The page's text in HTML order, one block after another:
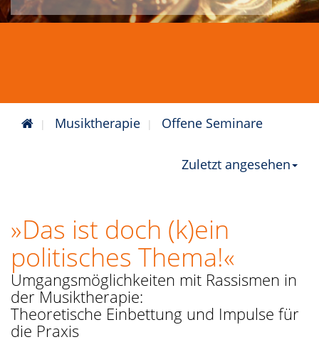
Musiktherapie Offene Seminare
Zuletzt angesehen
»Das ist doch (k)ein
politisches Thema!«
Umgangsmöglichkeiten mit Rassismen in
der Musiktherapie:
Theoretische Einbettung und Impulse für
die Praxis